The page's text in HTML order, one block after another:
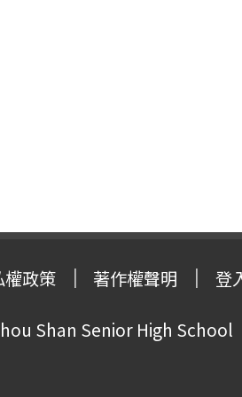
權政策 著作權聲明 登
Shan Senior High School